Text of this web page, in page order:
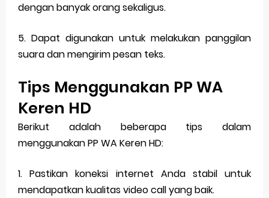
dengan banyak orang sekaligus.
5. Dapat digunakan untuk melakukan panggilan
suara dan mengirim pesan teks.
Tips Menggunakan PP WA
Keren HD
Berikut adalah beberapa tips dalam
menggunakan PP WA Keren HD:
1. Pastikan koneksi internet Anda stabil untuk
mendapatkan kualitas video call yang baik.